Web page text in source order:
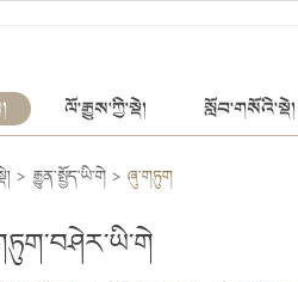
ལོ་རྒྱུས་ཀྱི་སྡེ། སློབ་གསོའི་སྡེ།
> རྒྱུན་སྤྱོད་ཡི་གེ > ཞུ་གཏུག